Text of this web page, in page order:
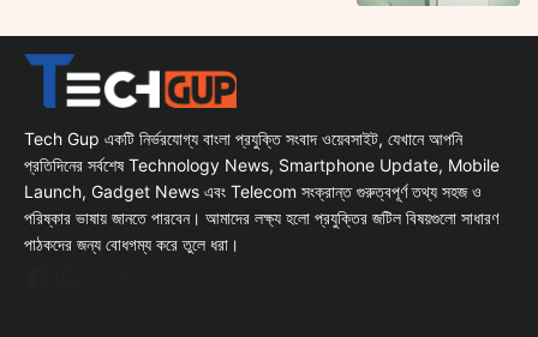
Tech Gup একটি নির্ভরযোগ্য বাংলা প্রযুক্তি সংবাদ ওয়েবসাইট, যেখানে আপনি
প্রতিদিনের সর্বশেষ Technology News, Smartphone Update, Mobile
Launch, Gadget News এবং Telecom সংক্রান্ত গুরুত্বপূর্ণ তথ্য সহজ ও
পরিষ্কার ভাষায় জানতে পারবেন। আমাদের লক্ষ্য হলো প্রযুক্তির জটিল বিষয়গুলো সাধারণ
পাঠকদের জন্য বোধগম্য করে তুলে ধরা।